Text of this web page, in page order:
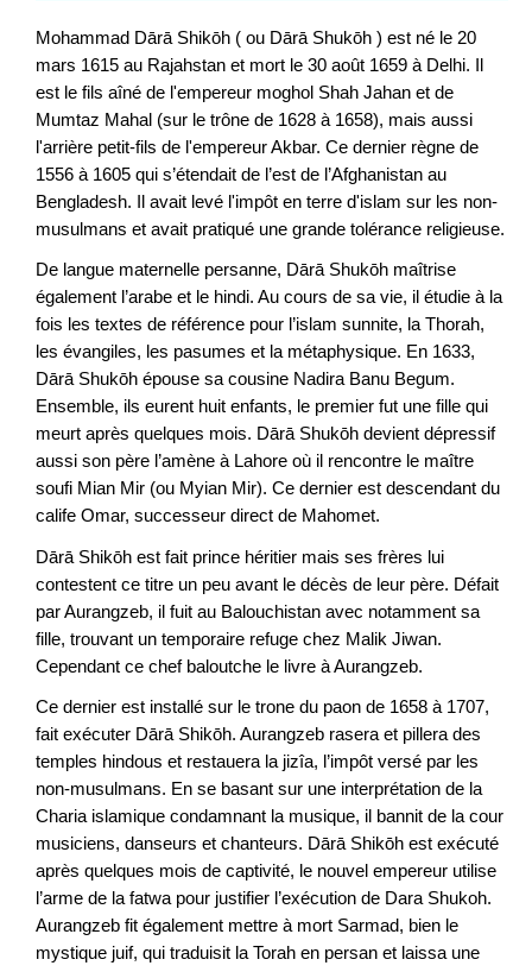
Mohammad Dārā Shikōh ( ou Dārā Shukōh ) est né le 20
mars 1615 au Rajahstan et mort le 30 août 1659 à Delhi. Il
est le fils aîné de l'empereur moghol Shah Jahan et de
Mumtaz Mahal (sur le trône de 1628 à 1658), mais aussi
l'arrière petit-fils de l'empereur Akbar. Ce dernier règne de
1556 à 1605 qui s’étendait de l’est de l’Afghanistan au
Bengladesh. Il avait levé l'impôt en terre d'islam sur les non-
musulmans et avait pratiqué une grande tolérance religieuse.
De langue maternelle persanne, Dārā Shukōh maîtrise
également l’arabe et le hindi. Au cours de sa vie, il étudie à la
fois les textes de référence pour l’islam sunnite, la Thorah,
les évangiles, les pasumes et la métaphysique. En 1633,
Dārā Shukōh épouse sa cousine Nadira Banu Begum.
Ensemble, ils eurent huit enfants, le premier fut une fille qui
meurt après quelques mois. Dārā Shukōh devient dépressif
aussi son père l’amène à Lahore où il rencontre le maître
soufi Mian Mir (ou Myian Mir). Ce dernier est descendant du
calife Omar, successeur direct de Mahomet.
Dārā Shikōh est fait prince héritier mais ses frères lui
contestent ce titre un peu avant le décès de leur père. Défait
par Aurangzeb, il fuit au Balouchistan avec notamment sa
fille, trouvant un temporaire refuge chez Malik Jiwan.
Cependant ce chef baloutche le livre à Aurangzeb.
Ce dernier est installé sur le trone du paon de 1658 à 1707,
fait exécuter Dārā Shikōh. Aurangzeb rasera et pillera des
temples hindous et restauera la jizîa, l’impôt versé par les
non-musulmans. En se basant sur une interprétation de la
Charia islamique condamnant la musique, il bannit de la cour
musiciens, danseurs et chanteurs. Dārā Shikōh est exécuté
après quelques mois de captivité, le nouvel empereur utilise
l’arme de la fatwa pour justifier l’exécution de Dara Shukoh.
Aurangzeb fit également mettre à mort Sarmad, bien le
mystique juif, qui traduisit la Torah en persan et laissa une